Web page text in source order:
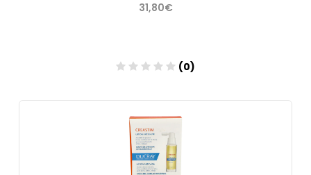
31,80€
(0)
Añadir